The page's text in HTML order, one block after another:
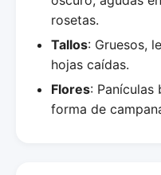
rosetas.
Tallos: Gruesos,
hojas caídas.
Flores: Panículas
forma de